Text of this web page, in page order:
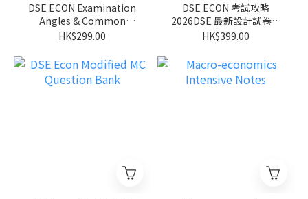
DSE ECON Examination
Angles & Common
Misconceptions (Micro)
HK$299.00
DSE ECON 考試攻略
2026DSE 最新設計試卷套
裝
HK$399.00